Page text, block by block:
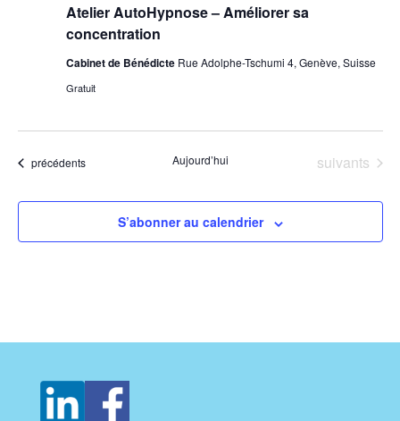
Atelier AutoHypnose – Améliorer sa
concentration
Cabinet de Bénédicte Rue Adolphe-Tschumi 4, Genève, Suisse
Gratuit
Évènements
précédents Aujourd’hui Évènements
suivants
S’abonner au calendrier